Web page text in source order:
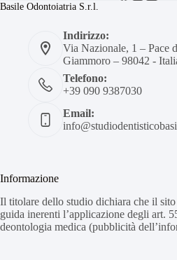
Basile Odontoiatria S.r.l.
Indirizzo:
Via Nazionale, 1 – Pace
Giammoro – 98042 -
Telefono:
+39 090 9387030
Email:
Informazione
Il titolare dello studio dichiara che il
guida inerenti l’applicazione degli art.
deontologia medica (pubblicità